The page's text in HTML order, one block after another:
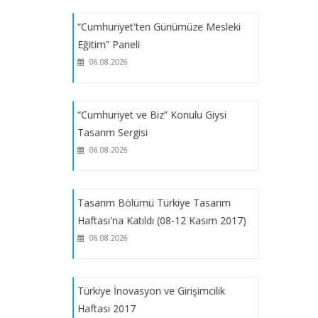
"Marmara Kültür, Sanat ve Spor
Festivali Etkinlikleri" Etkinliklerinde
Semineri
UZATIMI
SLN Tekstil Ar-Ge Merkezi'nden:
2025-2026 Öğretim Yılı Bahar Yarıyılı
“Cumhuriyet'ten Günümüze Mesleki
Eğitim” Paneli
06.08.2026
“Cumhuriyet ve Biz” Konulu Giysi
Tasarım Sergisi
06.08.2026
Tasarım Bölümü Türkiye Tasarım
Haftası'na Katıldı (08-12 Kasım 2017)
06.08.2026
Türkiye İnovasyon ve Girişimcilik
Haftası 2017